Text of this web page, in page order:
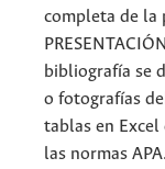
completa de la
bibliografía se
o fotografías
tablas en
las normas